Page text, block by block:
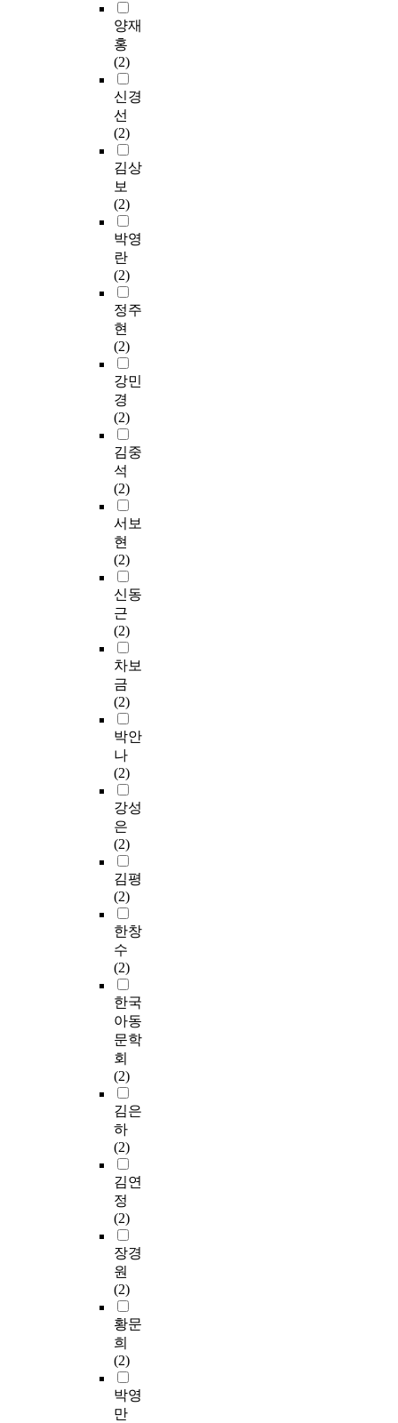
양재
홍
(2)
신경
선
(2)
김상
보
(2)
박영
란
(2)
정주
현
(2)
강민
경
(2)
김중
석
(2)
서보
현
(2)
신동
근
(2)
차보
금
(2)
박안
나
(2)
강성
은
(2)
김평
(2)
한창
수
(2)
한국
아동
문학
회
(2)
김은
하
(2)
김연
정
(2)
장경
원
(2)
황문
희
(2)
박영
만